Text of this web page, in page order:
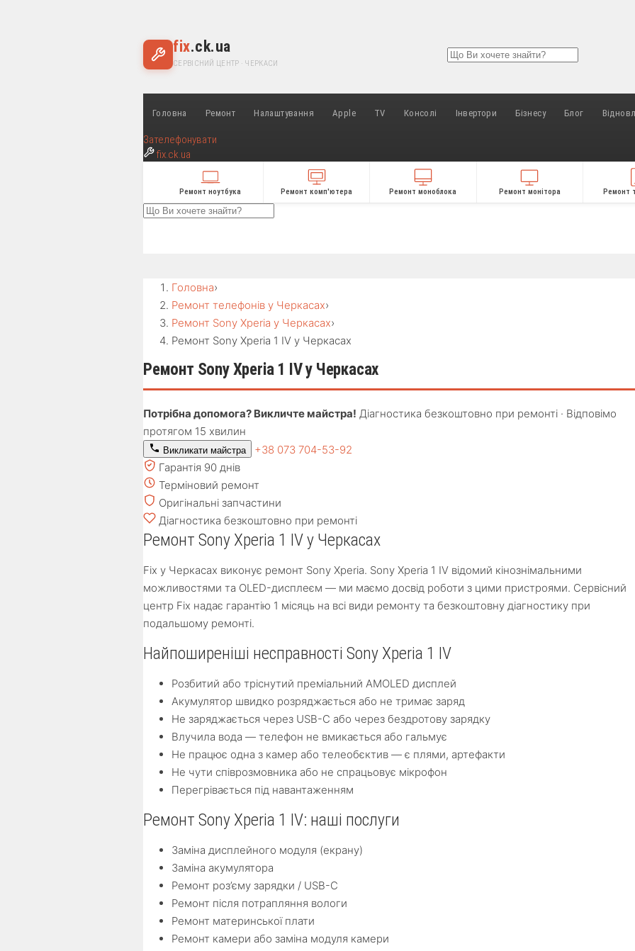
fix.ck.ua
СЕРВІСНИЙ ЦЕНТР · ЧЕРКАСИ
Головна Ремонт Налаштування Apple TV Консолі Інвертори Бізнесу Блог
Зателефонувати
fix.ck.ua
Ремонт ноутбука Ремонт комп'ютера Ремонт моноблока Ремонт монітора Ремонт
Головна›
Ремонт телефонів у Черкасах›
Ремонт Sony Xperia у Черкасах›
Ремонт Sony Xperia 1 IV у Черкасах
Ремонт Sony Xperia 1 IV у Черкасах
Потрібна допомога? Викличте майстра! Діагностика безкоштовно при ремонті · Відповімо
протягом 15 хвилин
Викликати майстра
+38 073 704-53-92
Гарантія 90 днів
Терміновий ремонт
Оригінальні запчастини
Діагностика безкоштовно при ремонті
Ремонт Sony Xperia 1 IV у Черкасах
Fix у Черкасах виконує ремонт Sony Xperia. Sony Xperia 1 IV відомий кінознімальними
можливостями та OLED-дисплеєм — ми маємо досвід роботи з цими пристроями. Сервісний
центр Fix надає гарантію 1 місяць на всі види ремонту та безкоштовну діагностику при
подальшому ремонті.
Найпоширеніші несправності Sony Xperia 1 IV
Розбитий або тріснутий преміальний AMOLED дисплей
Акумулятор швидко розряджається або не тримає заряд
Не заряджається через USB-C або через бездротову зарядку
Влучила вода — телефон не вмикається або гальмує
Не працює одна з камер або телеобєктив — є плями, артефакти
Не чути співрозмовника або не спрацьовує мікрофон
Перегрівається під навантаженням
Ремонт Sony Xperia 1 IV: наші послуги
Заміна дисплейного модуля (екрану)
Заміна акумулятора
Ремонт роз’єму зарядки / USB-C
Ремонт після потрапляння вологи
Ремонт материнської плати
Ремонт камери або заміна модуля камери